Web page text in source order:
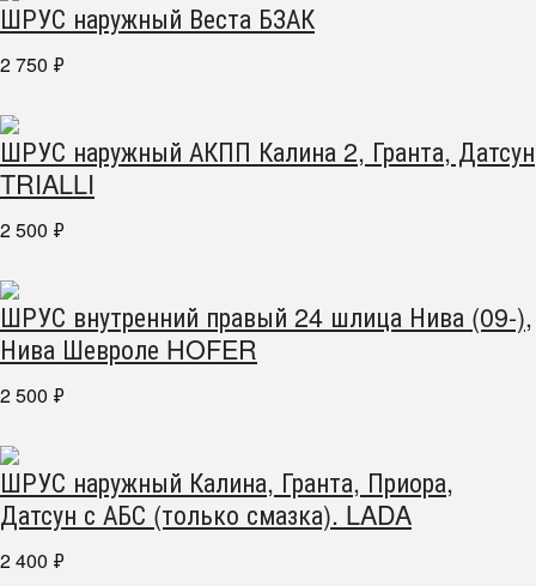
ШРУС наружный Веста БЗАК
2 750 ₽
ШРУС наружный АКПП Калина 2, Гранта, Датсун
TRIALLI
2 500 ₽
ШРУС внутренний правый 24 шлица Нива (09-),
Нива Шевроле HOFER
2 500 ₽
ШРУС наружный Калина, Гранта, Приора,
Датсун с АБС (только смазка). LADA
2 400 ₽